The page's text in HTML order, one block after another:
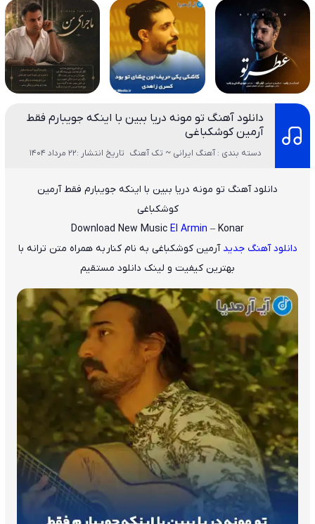
دانلود آهنگ تو مونه دریا ببین با اینکه جویبارم فقط
آرمین کوشکباغی
دسته بندی : آهنگ ایرانی ~ تک آهنگ تاریخ انتشار :22 مرداد 1404
دانلود آهنگ تو مونه دریا ببین با اینکه جویبارم فقط آرمین
کوشکباغی
Download New Music El Armin – Konar
دانلود آهنگ جدید آرمین کوشکباغی به نام کنار به همراه متن ترانه با
بهترین کیفیت و لینک دانلود مستقیم